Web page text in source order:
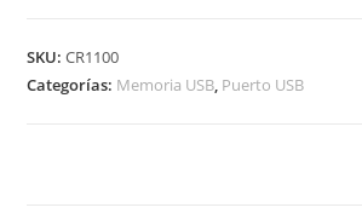
SKU:CR1100
Categorías: Memoria USB, Puerto USB